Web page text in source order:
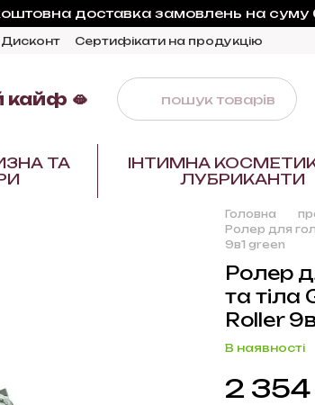
доставка замовлень на суму
Дисконт
Сертифікати на продукцію
кайф 🫦
ТА
ІНТИМНА
ЛУБРИКАНТИ
Головна
Ролер для
9в1 green
Ролер
та тіла
Roller
В наявності
2 354